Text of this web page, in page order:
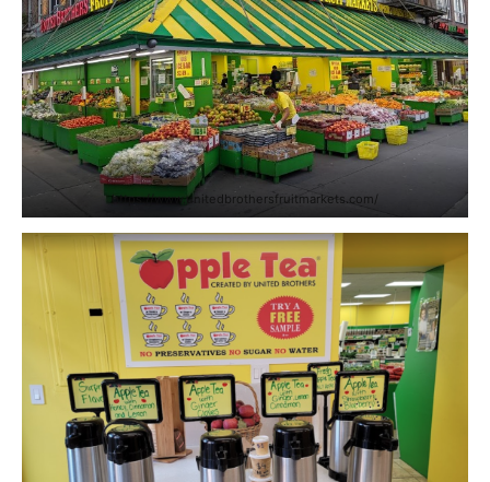
https://www.unitedbrothersfruitmarkets.com/